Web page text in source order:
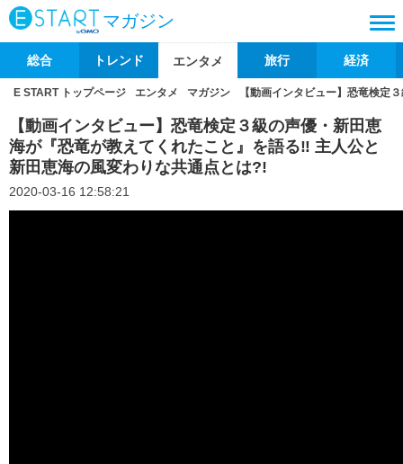
マガジン
総合 トレンド エンタメ 旅行 経済
E START トップページ エンタメ マガジン 【動画インタビュー】恐竜検定
【動画インタビュー】恐竜検定３級の声優・新田恵
海が『恐竜が教えてくれたこと』を語る‼ 主人公と
新田恵海の風変わりな共通点とは?!
2020-03-16 12:58:21